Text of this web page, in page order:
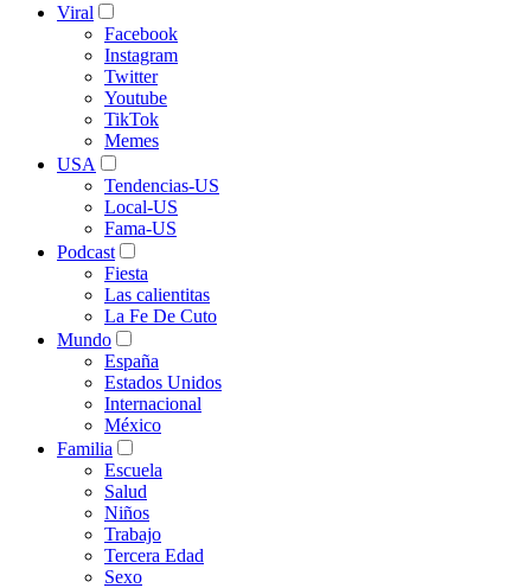
Viral
Facebook
Instagram
Twitter
Youtube
TikTok
Memes
USA
Tendencias-US
Local-US
Fama-US
Podcast
Fiesta
Las calientitas
La Fe De Cuto
Mundo
España
Estados Unidos
Internacional
México
Familia
Escuela
Salud
Niños
Trabajo
Tercera Edad
Sexo